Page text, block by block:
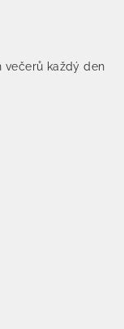
večerů každý den